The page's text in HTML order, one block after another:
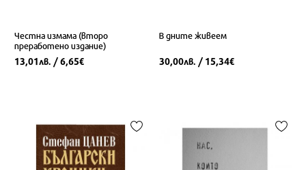
Честна измама (второ
преработено издание)
13,01лв. / 6,65€
В дните живеем
30,00лв. / 15,34€